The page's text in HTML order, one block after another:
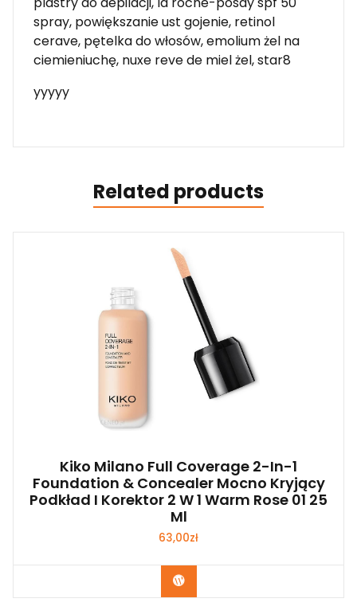
spray, powiększanie ust gojenie, retinol
cerave, pętelka do włosów, emolium żel na
ciemieniuchę, nuxe reve de miel żel, star8
yyyyy
Related products
Kiko Milano Full Coverage 2-In-1
Foundation & Concealer Mocno Kryjący
Podkład I Korektor 2 W 1 Warm Rose 01 25
Ml
63,00zł
Zobacz